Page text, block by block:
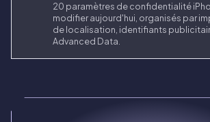
20 paramètres de confidentialité
modifier aujourd'hui, organisés par
de localisation, identifiants
Advanced Data.